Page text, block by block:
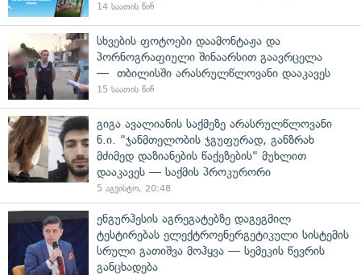
14 საათის წინ
სხვების ფოტოები დაამონტაჟა და
პორნოგრაფიული შინაარსით გაავრცელა
— თბილისში არასრულწლოვანი დააკავეს
15 საათის წინ
გიგა ავალიანის საქმეზე არასრულწლოვანი
ნ.ი. "ჯანმთელობის ჯგუფურად, განზრახ
მძიმედ დაზიანების წაქეზების" მუხლით
დააკავეს — საქმის პროკურორი
5 აგვისტო, 20:48
ენგურჰესის აგრეგატებზე დაგეგმილ
ტესტირებას ელექტროენერგეტიკული სისტემის
სრული გათიშვა მოჰყვა — სემეკის წევრის
განცხადება